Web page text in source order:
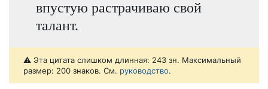
впустую растрачиваю свой
талант.
⚠️ Эта цитата слишком длинная: 243 зн. Максимальный
размер: 200 знаков. См. руководство.